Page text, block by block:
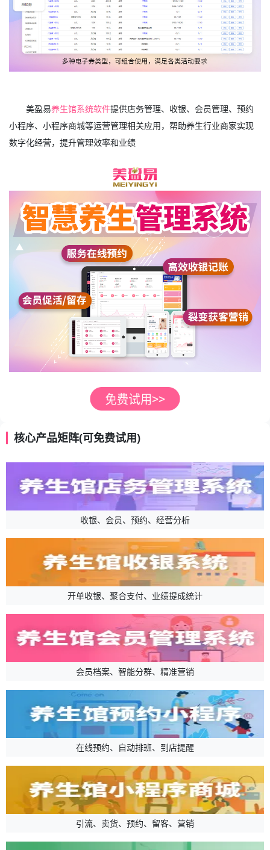
美盈易养生馆系统软件提供店务管理、收银、会员管理、预约
小程序、小程序商城等运营管理相关应用，帮助养生行业商家实现
数字化经营，提升管理效率和业绩
核心产品矩阵(可免费试用)
收银、会员、预约、经营分析
开单收银、聚合支付、业绩提成统计
会员档案、智能分群、精准营销
在线预约、自动排班、到店提醒
引流、卖货、预约、留客、营销